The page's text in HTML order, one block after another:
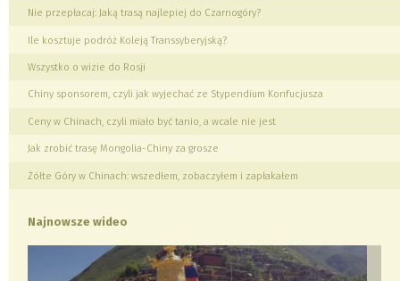
Nie przepłacaj: Jaką trasą najlepiej do Czarnogóry?
Ile kosztuje podróż Koleją Transsyberyjską?
Wszystko o wizie do Rosji
Chiny sponsorem, czyli jak wyjechać ze Stypendium Konfucjusza
Ceny w Chinach, czyli miało być tanio, a wcale nie jest
Jak zrobić trasę Mongolia-Chiny za grosze
Żółte Góry w Chinach: wszedłem, zobaczyłem i zapłakałem
Najnowsze wideo